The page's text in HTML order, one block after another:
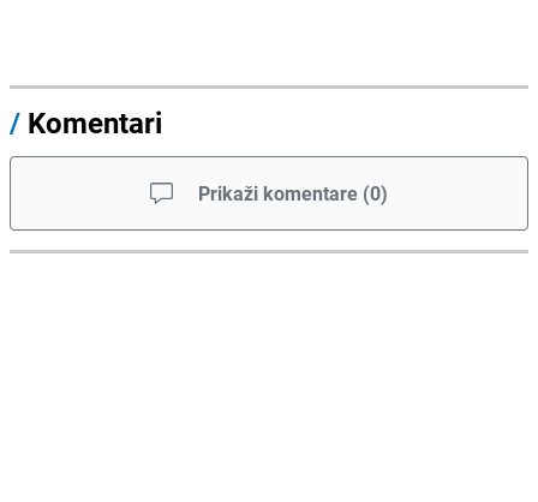
/ Komentari
Prikaži komentare (0)